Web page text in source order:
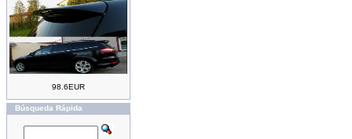
98.6EUR
Búsqueda Rápida